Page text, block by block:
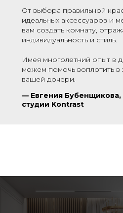
От выбора правильной
идеальных аксессуаров и
вам создать комнату,
индивидуальность и стиль.
Имея многолетний опыт в
можем помочь воплотить в
вашей дочери.
— Евгения
студии Kontrast